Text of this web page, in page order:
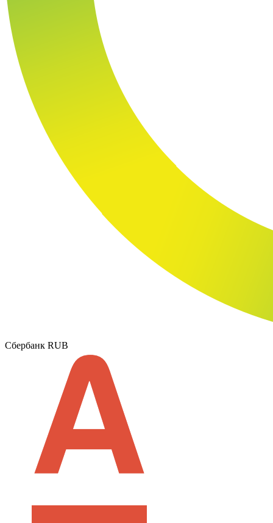
Сбербанк RUB